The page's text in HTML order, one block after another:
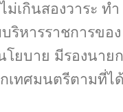
เกินสองวาระ ทำ
หารราชการของ
ยบาย มีรองนายก
เทศมนตรีตามที่ไ